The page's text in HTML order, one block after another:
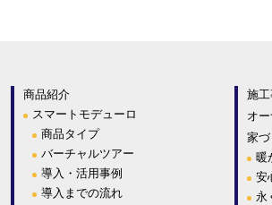
商品紹介
スマートモデューロ
商品タイプ
バーチャルツアー
導入・活用事例
導入までの流れ
施工
オ
家づ
暖
安
永